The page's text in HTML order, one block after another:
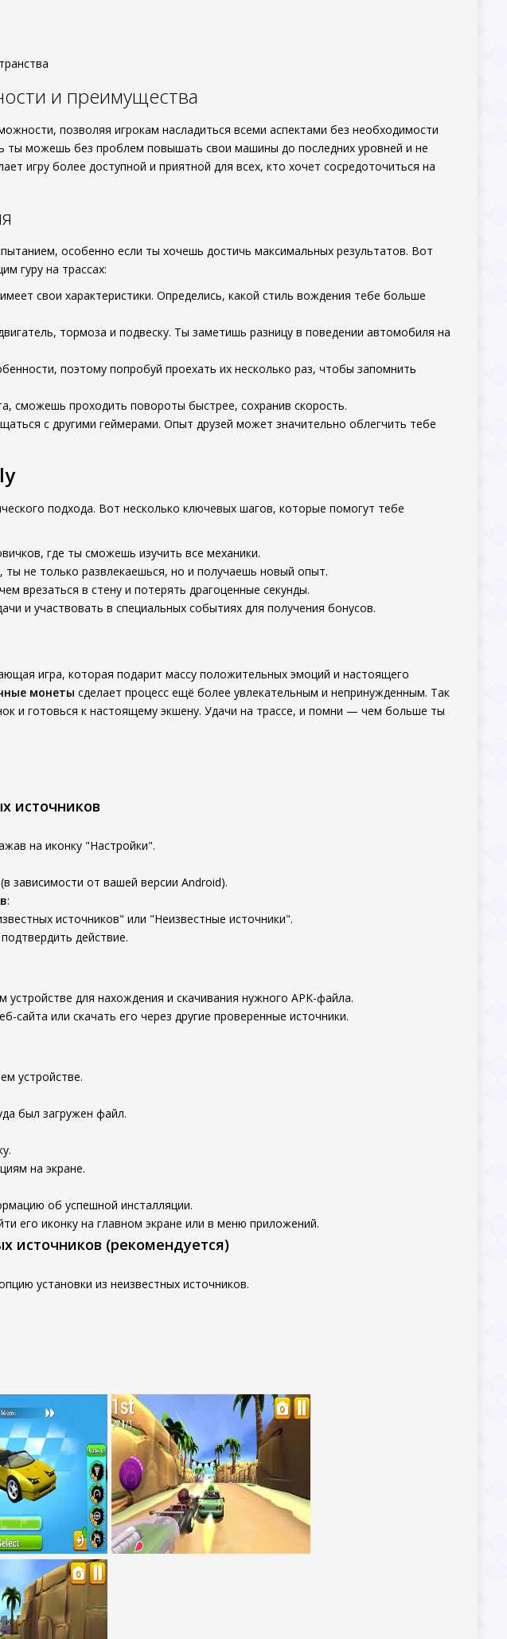
и преимущества
позволяя игрокам насладиться всеми аспектами без необходимости
ты можешь без проблем повышать свои машины до последних уровней и не
игру более доступной и приятной для всех, кто хочет сосредоточиться на
особенно если ты хочешь достичь максимальных результатов. Вот
гуру на трассах:
свои характеристики. Определись, какой стиль вождения тебе больше
тормоза и подвеску. Ты заметишь разницу в поведении автомобиля на
поэтому попробуй проехать их несколько раз, чтобы запомнить
сможешь проходить повороты быстрее, сохранив скорость.
с другими геймерами. Опыт друзей может значительно облегчить тебе
подхода. Вот несколько ключевых шагов, которые помогут тебе
где ты сможешь изучить все механики.
ты не только развлекаешься, но и получаешь новый опыт.
врезаться в стену и потерять драгоценные секунды.
и участвовать в специальных событиях для получения бонусов.
игра, которая подарит массу положительных эмоций и настоящего
монеты сделает процесс ещё более увлекательным и непринужденным. Так
и готовься к настоящему экшену. Удачи на трассе, и помни — чем больше ты
источников
на иконку "Настройки".
зависимости от вашей версии Android).
:
источников" или "Неизвестные источники".
действие.
для нахождения и скачивания нужного APK-файла.
или скачать его через другие проверенные источники.
устройстве.
был загружен файл.
на экране.
об успешной инсталляции.
его иконку на главном экране или в меню приложений.
источников (рекомендуется)
установки из неизвестных источников.